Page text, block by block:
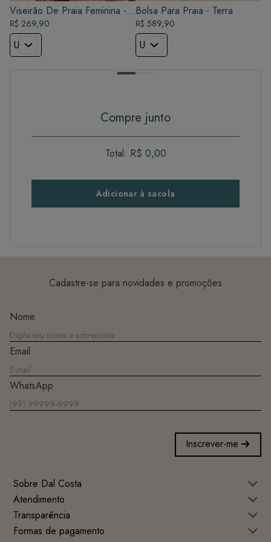
Viseirão De Praia Feminina -
Terra
R$ 269,90
U
Bolsa Para Praia - Terra
R$ 589,90
U
Compre junto
Total: R$ 0,00
Adicionar à sacola
Cadastre-se para novidades e promoções
Nome
Email
WhatsApp
Inscrever-me
Sobre Dal Costa
Atendimento
Transparência
Formas de pagamento